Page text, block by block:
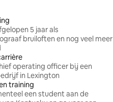
5 jaar als
bruiloften en nog veel meer
operating officer bij een
in Lexington
training
een student aan de